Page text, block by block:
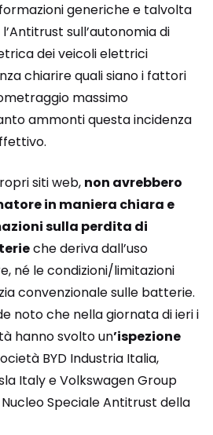
generiche e talvolta
sull’autonomia di
dei veicoli elettrici
chiarire quali siano i fattori
massimo
ammonti questa incidenza
siti web, non avrebbero
in maniera chiara e
sulla perdita di
che deriva dall’uso
né le condizioni/limitazioni
convenzionale sulle batterie.
noto che nella giornata di ieri i
hanno svolto un’ispezione
BYD Industria Italia,
Italy e Volkswagen Group
Nucleo Speciale Antitrust della